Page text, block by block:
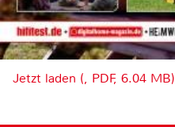
Jetzt laden (, PDF, 6.04 MB)